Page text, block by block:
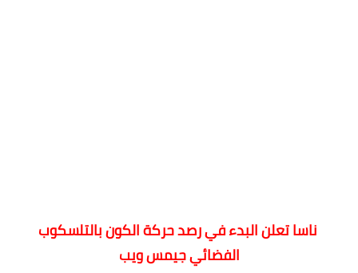
ناسا تعلن البدء في رصد حركة الكون بالتلسكوب
الفضائي جيمس ويب